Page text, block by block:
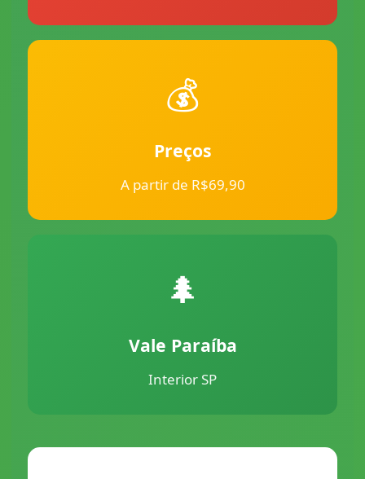
💰
Preços
A partir de R$69,90
🌲
Vale Paraíba
Interior SP